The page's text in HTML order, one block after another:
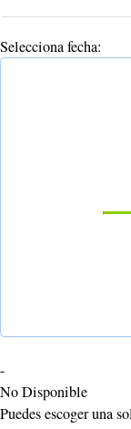
Selecciona fecha:
-
No Disponible
Puedes escoger una